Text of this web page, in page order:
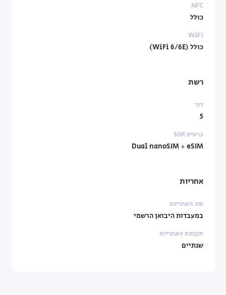
NFC
כולל
WiFi
כולל (WiFi 6/6E)
רשת
דור
5
כרטיס SIM
Dual nanoSIM + eSIM
אחריות
סוג האחריות
במעבדות היבואן הרשמי
תקופת האחריות
שנתיים